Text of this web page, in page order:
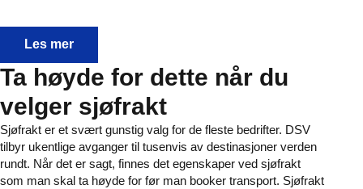
Transport av break bulk til sjøs
Les mer
Ta høyde for dette når du
velger sjøfrakt
Sjøfrakt er et svært gunstig valg for de fleste bedrifter. DSV
tilbyr ukentlige avganger til tusenvis av destinasjoner verden
rundt. Når det er sagt, finnes det egenskaper ved sjøfrakt
som man skal ta høyde for før man booker transport. Sjøfrakt